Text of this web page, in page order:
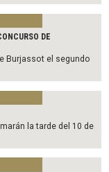
DE
Burjassot el segundo
la tarde del 10 de